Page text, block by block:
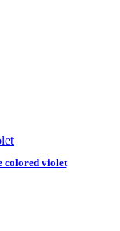
colored violet